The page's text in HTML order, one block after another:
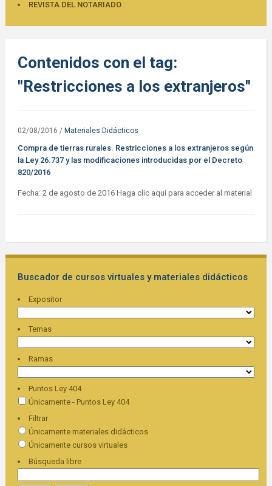
REVISTA DEL NOTARIADO
Contenidos con el tag:
"Restricciones a los extranjeros"
02/08/2016 / Materiales Didácticos
Compra de tierras rurales. Restricciones a los extranjeros según
la Ley 26.737 y las modificaciones introducidas por el Decreto
820/2016
Fecha: 2 de agosto de 2016 Haga clic aquí para acceder al material
Buscador de cursos virtuales y materiales didácticos
Expositor
Temas
Ramas
Puntos Ley 404
Únicamente - Puntos Ley 404
Filtrar
Únicamente materiales didácticos
Únicamente cursos virtuales
Búsqueda libre